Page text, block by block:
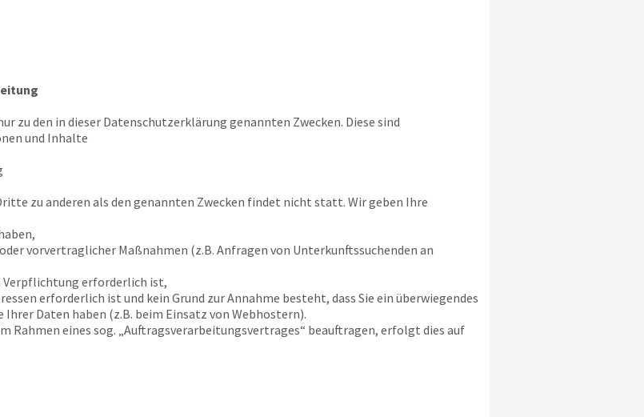
zu den in dieser Datenschutzerklärung genannten Zwecken. Diese sind
und Inhalte
zu anderen als den genannten Zwecken findet nicht statt. Wir geben Ihre
vorvertraglicher Maßnahmen (z.B. Anfragen von Unterkunftssuchenden an
Verpflichtung erforderlich ist,
erforderlich ist und kein Grund zur Annahme besteht, dass Sie ein überwiegendes
Daten haben (z.B. beim Einsatz von Webhostern).
Rahmen eines sog. „Auftragsverarbeitungsvertrages“ beauftragen, erfolgt dies auf